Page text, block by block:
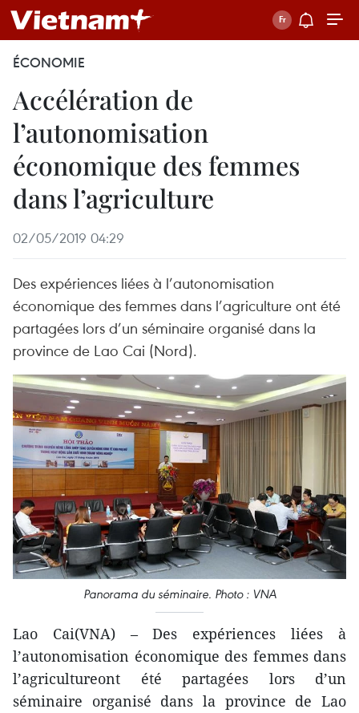
ÉCONOMIE
Accélération de
l’autonomisation
économique des femmes
dans l’agriculture
02/05/2019 04:29
Des expériences liées à l’autonomisation
économique des femmes dans l’agriculture ont été
partagées lors d’un séminaire organisé dans la
province de Lao Cai (Nord).
Panorama du séminaire. Photo : VNA
Lao Cai(VNA) – Des expériences liées à
l’autonomisation économique des femmes dans
l’agricultureont été partagées lors d’un
séminaire organisé dans la province de Lao